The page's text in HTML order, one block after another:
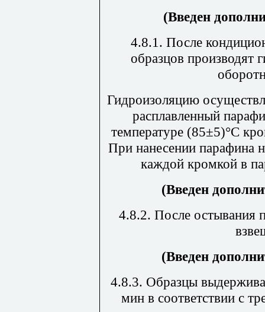
(Введен
4.8.1. После
образцов производят
Гидроизоляцию
расплавленный
температуре (85±5)°С
При нанесении парафина
каждой кромкой в
(Введен
4.8.2. После остывания
(Введен
4.8.3. Образцы
мин в соответствии с